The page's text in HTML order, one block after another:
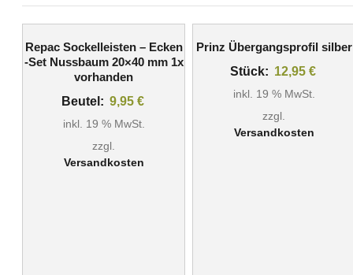
Repac Sockelleisten – Ecken
-Set Nussbaum 20×40 mm 1x
vorhanden
Beutel: 9,95 €
inkl. 19 % MwSt.
zzgl.
Versandkosten
Prinz Übergangsprofil silber
Stück: 12,95 €
inkl. 19 % MwSt.
zzgl.
Versandkosten